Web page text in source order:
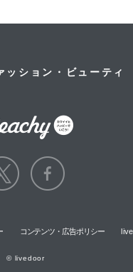
ッション・ビューティ
コンテンツ・広告ポリシー
© livedoor